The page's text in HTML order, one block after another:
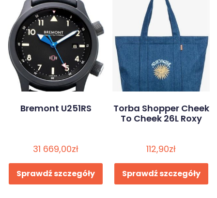
Bremont U251RS
31 669,00zł
Sprawdź szczegóły
Torba Shopper Cheek
To Cheek 26L Roxy
112,90zł
Sprawdź szczegóły